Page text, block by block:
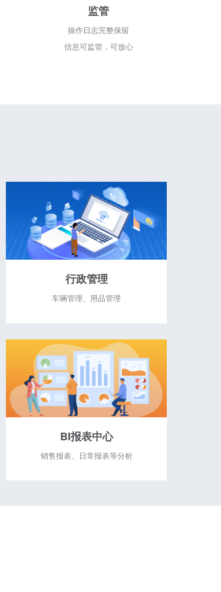
监管
操作日志完整保留
信息可监管，可放心
行政管理
车辆管理、用品管理
BI报表中心
销售报表、日常报表等分析